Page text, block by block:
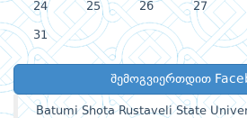
24 25 26 27
31
შემოგვიერთდით
Batumi Shota Rustaveli State